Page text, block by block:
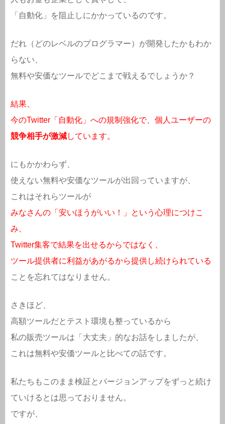
「自動化」を阻止しにかかっているのです。
だれ（どのレベルのプログラマー）が開発したかもわか
らない、
無料や安価なツールでどこまで戦えるでしょうか？
結果、
今のTwitter「自動化」への規制強化で、個人ユーザーの
競争相手が激減しています。
にもかかわらず、
使えない無料や安価なツールが出回っていますが、
これはそれらツールが
みなさんの「安いほうがいい！」という心理につけこ
み、
Twitter集客で結果を出せるからではなく、
ツール提供者に利益があがるから提供し続けられている
ことを忘れてはなりません。
さきほど、
高額ツールだとテスト環境も整っているから
私の販売ツールは「大丈夫」的なお話をしましたが、
これは無料や安価ツールと比べての話です。
私たちもこのまま検証とバージョンアップをずっと続け
ていけるとは思っておりません。
ですが、